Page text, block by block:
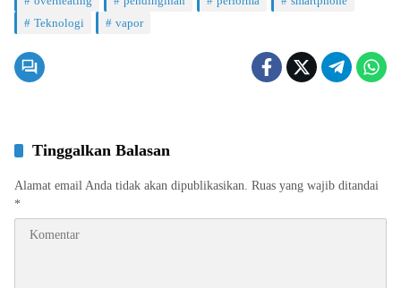
Teknologi
vapor
Tinggalkan Balasan
Alamat email Anda tidak akan dipublikasikan. Ruas yang wajib ditandai
*